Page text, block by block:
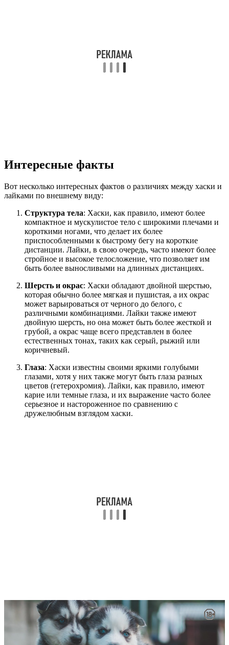
Интересные факты
Вот несколько интересных фактов о различиях между хаски и
лайками по внешнему виду:
Структура тела: Хаски, как правило, имеют более
компактное и мускулистое тело с широкими плечами и
короткими ногами, что делает их более
приспособленными к быстрому бегу на короткие
дистанции. Лайки, в свою очередь, часто имеют более
стройное и высокое телосложение, что позволяет им
быть более выносливыми на длинных дистанциях.
Шерсть и окрас: Хаски обладают двойной шерстью,
которая обычно более мягкая и пушистая, а их окрас
может варьироваться от черного до белого, с
различными комбинациями. Лайки также имеют
двойную шерсть, но она может быть более жесткой и
грубой, а окрас чаще всего представлен в более
естественных тонах, таких как серый, рыжий или
коричневый.
Глаза: Хаски известны своими яркими голубыми
глазами, хотя у них также могут быть глаза разных
цветов (гетерохромия). Лайки, как правило, имеют
карие или темные глаза, и их выражение часто более
серьезное и настороженное по сравнению с
дружелюбным взглядом хаски.